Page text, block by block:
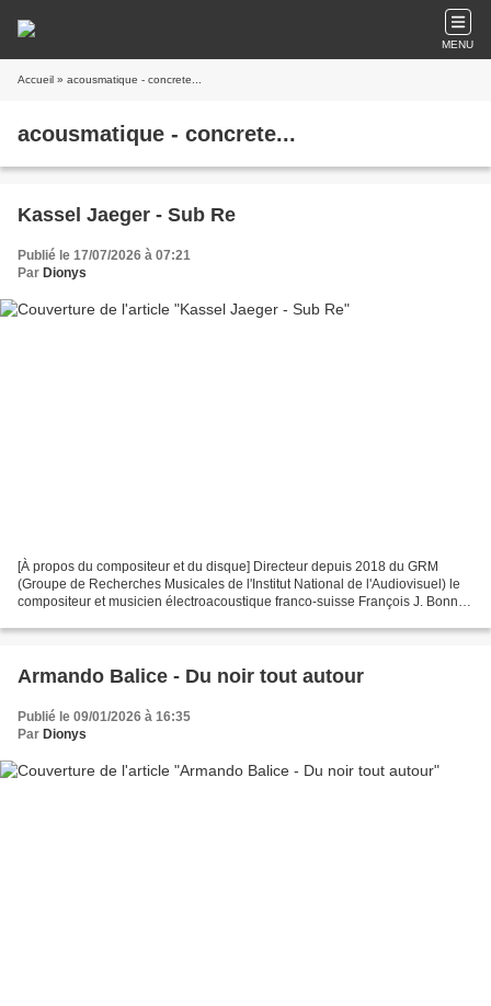
MENU
Accueil » acousmatique - concrete...
acousmatique - concrete...
Kassel Jaeger - Sub Re
Publié le 17/07/2026 à 07:21
Par Dionys
[À propos du compositeur et du disque] Directeur depuis 2018 du GRM
(Groupe de Recherches Musicales de l'Institut National de l'Audiovisuel) le
compositeur et musicien électroacoustique franco-suisse François J. Bonnet
Armando Balice - Du noir tout autour
Publié le 09/01/2026 à 16:35
Par Dionys